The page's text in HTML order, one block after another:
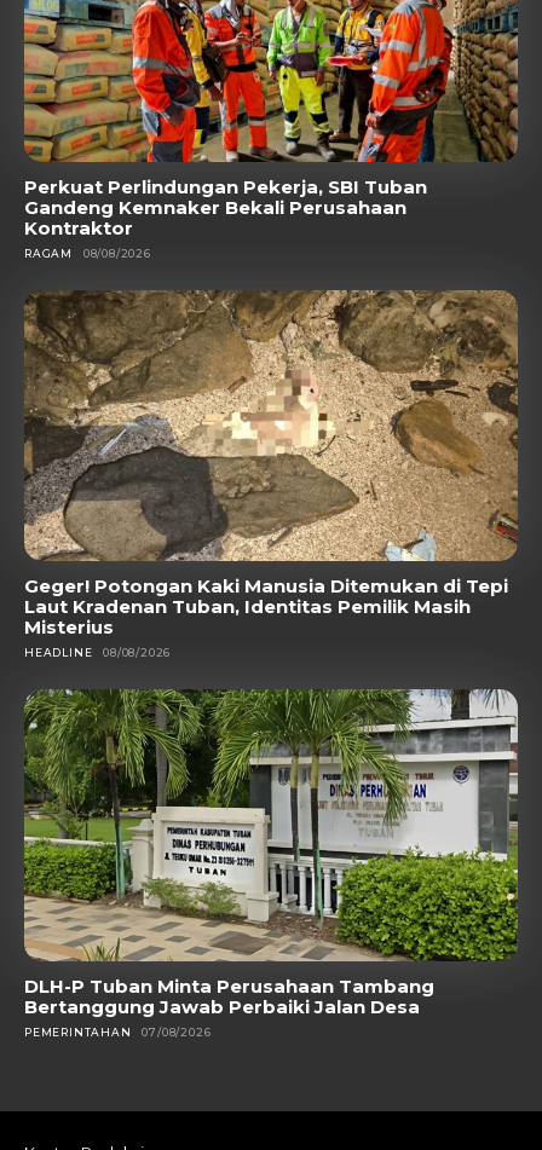
Perkuat Perlindungan Pekerja, SBI Tuban
Gandeng Kemnaker Bekali Perusahaan
Kontraktor
RAGAM 08/08/2026
Geger! Potongan Kaki Manusia Ditemukan di Tepi
Laut Kradenan Tuban, Identitas Pemilik Masih
Misterius
HEADLINE 08/08/2026
DLH-P Tuban Minta Perusahaan Tambang
Bertanggung Jawab Perbaiki Jalan Desa
PEMERINTAHAN 07/08/2026